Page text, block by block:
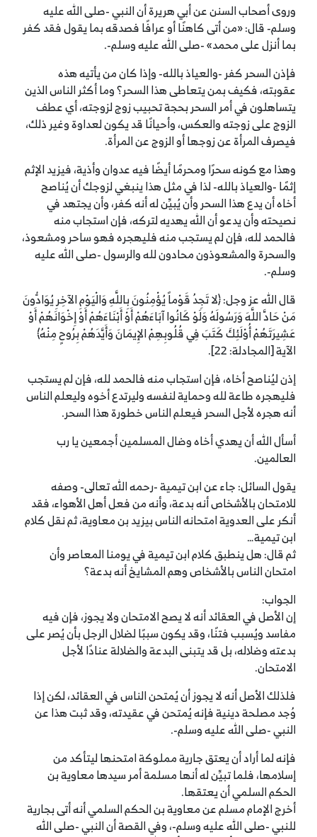
وروى أصحاب السنن عن أبي هريرة أن النبي -صلى الله عليه
وسلم- قال: «من أتى كاهنًا أو عرافًا فصدقه بما يقول فقد كفر
بما أنزل على محمد» -صلى الله عليه وسلم-.
فإذن السحر كفر -والعياذ بالله- وإذا كان من يأتيه هذه
عقوبته، فكيف بمن يتعاطى هذا السحر؟ وما أكثر الناس الذين
يتساهلون في أمر السحر بحجة تحبيب زوج لزوجته، أي عطف
الزوج على زوجته والعكس، وأحيانًا قد يكون لعداوة وغير ذلك،
فيصرف المرأة عن زوجها أو الزوج عن المرأة.
وهذا مع كونه سحرًا ومحرمًا أيضًا فيه عدوان وأذية، فيزيد الإثم
إثمًا -والعياذ بالله- لذا في مثل هذا ينبغي لزوجك أن يُناصح
أخاه أن يدع هذا السحر وأن يُبيِّن له أنه كفر، وأن يجتهد في
نصيحته وأن يدعو أن الله يهديه لتركه، فإن استجاب منه
فالحمد لله، فإن لم يستجب منه فليهجره فهو ساحر ومشعوذ،
والسحرة والمشعوذون محادون لله والرسول -صلى الله عليه
وسلم-.
قال الله عز وجل: ﴿لا تَجِدُ قَوْماً يُؤْمِنُونَ بِاللَّهِ وَالْيَوْمِ الآخِرِ يُوَادُّونَ
مَنْ حَادَّ اللَّهَ وَرَسُولَهُ وَلَوْ كَانُوا آبَاءَهُمْ أَوْ أَبْنَاءَهُمْ أَوْ إِخْوَانَهُمْ أَوْ
عَشِيرَتَهُمْ أُوْلَئِكَ كَتَبَ فِي قُلُوبِهِمْ الإِيمَانَ وَأَيَّدَهُمْ بِرُوحٍ مِنْهُ﴾
الآية [المجادلة: 22].
إذن ليُناصح أخاه، فإن استجاب منه فالحمد لله، فإن لم يستجب
فليهجره طاعة لله وحماية لنفسه وليرتدع أخوه وليعلم الناس
أنه هجره لأجل السحر فيعلم الناس خطورة هذا السحر.
أسأل الله أن يهدي أخاه وضال المسلمين أجمعين يا رب
العالمين.
يقول السائل: جاء عن ابن تيمية -رحمه الله تعالى- وصفه
للامتحان بالأشخاص أنه بدعة، وأنه من فعل أهل الأهواء، فقد
أنكر على العدوية امتحانه الناس بيزيد بن معاوية، ثم نقل كلام
ابن تيمية…
ثم قال: هل ينطبق كلام ابن تيمية في يومنا المعاصر وأن
امتحان الناس بالأشخاص وهم المشايخ أنه بدعة؟
الجواب:
إن الأصل في العقائد أنه لا يصح الامتحان ولا يجوز، فإن فيه
مفاسد ويُسبب فتنًا، وقد يكون سببًا لضلال الرجل بأن يُصر على
بدعته وضلاله، بل قد يتبنى البدعة والضلالة عنادًا لأجل
الامتحان.
فلذلك الأصل أنه لا يجوز أن يُمتحن الناس في العقائد، لكن إذا
وُجد مصلحة دينية فإنه يُمتحن في عقيدته، وقد ثبت هذا عن
النبي -صلى الله عليه وسلم-.
فإنه لما أراد أن يعتق جارية مملوكة امتحنها ليتأكد من
إسلامها، فلما تبيِّن له أنها مسلمة أمر سيدها معاوية بن
الحكم السلمي أن يعتقها.
أخرج الإمام مسلم عن معاوية بن الحكم السلمي أنه أتى بجارية
للنبي -صلى الله عليه وسلم-، وفي القصة أن النبي -صلى الله